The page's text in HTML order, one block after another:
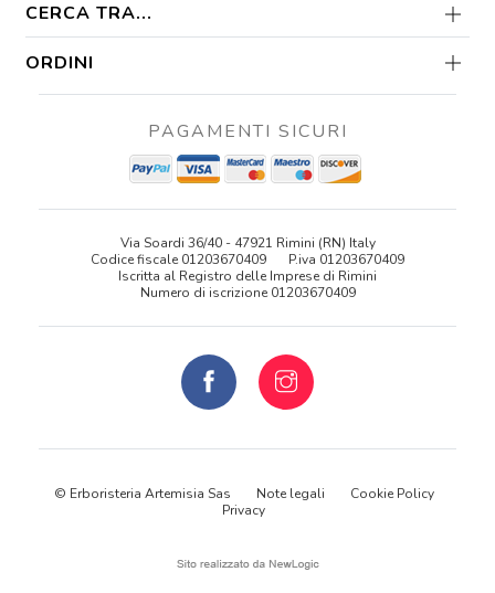
CERCA TRA...
ORDINI
PAGAMENTI SICURI
Via Soardi 36/40 - 47921 Rimini (RN) Italy
Codice fiscale 01203670409
P.iva 01203670409
Iscritta al Registro delle Imprese di Rimini
Numero di iscrizione 01203670409
© Erboristeria Artemisia Sas Note legali
Cookie Policy
Privacy